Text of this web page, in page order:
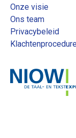
Onze visie
Ons team
Privacybeleid